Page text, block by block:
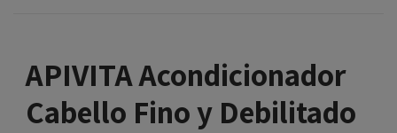
APIVITA Acondicionador
Cabello Fino y Debilitado